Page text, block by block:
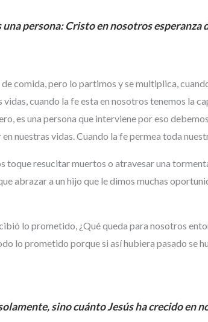
persona: Cristo en nosotros esperanza
comida, pero lo partimos y se multiplica,
cuando la fe esta en nosotros tenemos la
es una persona que interviene por eso
nuestras vidas. Cuando la fe permea toda
toque resucitar muertos o atravesar una
abrazar a un hijo que le dimos muchas
lo prometido, ¿Qué queda para nosotros
lo prometido porque si así hubiera pasado se
sino cuánto Jesús ha crecido en